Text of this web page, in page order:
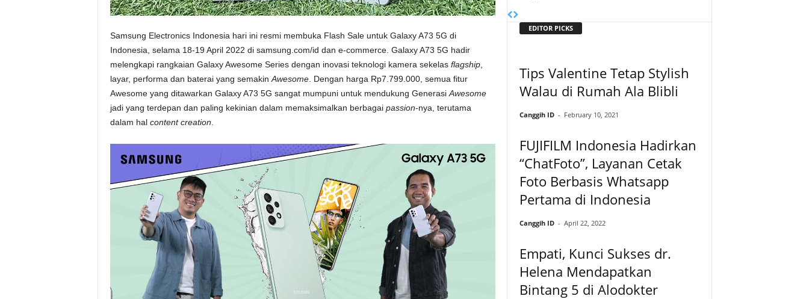
Samsung Electronics Indonesia hari ini resmi membuka Flash Sale untuk Galaxy A73 5G di
Indonesia, selama 18-19 April 2022 di samsung.com/id dan e-commerce. Galaxy A73 5G hadir
melengkapi rangkaian Galaxy Awesome Series dengan inovasi teknologi kamera sekelas flagship,
layar, performa dan baterai yang semakin Awesome. Dengan harga Rp7.799.000, semua fitur
Awesome yang ditawarkan Galaxy A73 5G sangat mumpuni untuk mendukung Generasi Awesome
jadi yang terdepan dan paling kekinian dalam memaksimalkan berbagai passion-nya, terutama
dalam hal content creation
EDITOR PICKS
Tips Valentine Tetap Stylish
Walau di Rumah Ala Blibli
Canggih ID - February 10, 2021
FUJIFILM Indonesia Hadirkan
“ChatFoto”, Layanan Cetak
Foto Berbasis Whatsapp
Pertama di Indonesia
Canggih ID - April 22, 2022
Empati, Kunci Sukses dr.
Helena Mendapatkan
Bintang 5 di Alodokter